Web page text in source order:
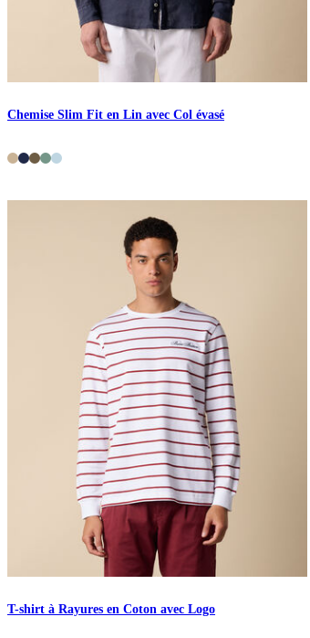
Chemise Slim Fit en Lin avec Col évasé
T-shirt à Rayures en Coton avec Logo